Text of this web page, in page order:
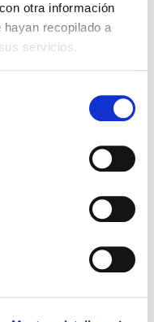
otra información
recopilado a
servicios.
cookieak onartu
de ELA Gorka
de su